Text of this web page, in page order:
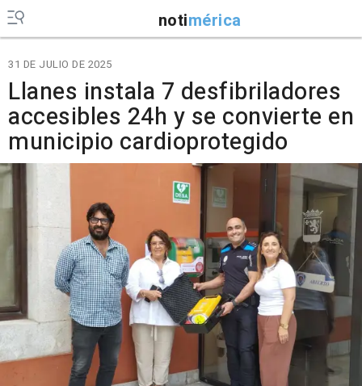
notimérica
31 DE JULIO DE 2025
Llanes instala 7 desfibriladores
accesibles 24h y se convierte en
municipio cardioprotegido